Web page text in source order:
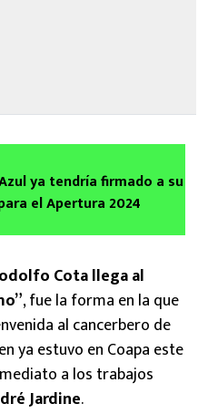
ya tendría firmado a su
el Apertura 2024
Cota llega al
, fue la forma en la que
al cancerbero de
ya estuvo en Coapa este
a los trabajos
Jardine.